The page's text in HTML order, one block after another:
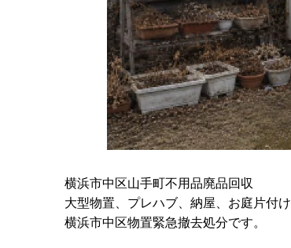
横浜市中区山手町不用品廃品回収
大型物置、プレハブ、納屋、お庭片付け
横浜市中区物置緊急撤去処分です。